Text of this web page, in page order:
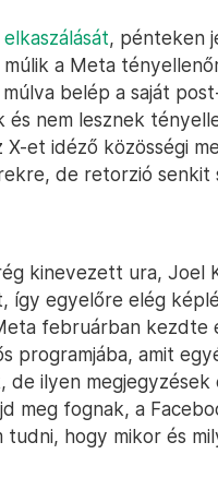
, pénteken
a Meta
belép a saját
és nem lesznek
et idéző közösségi
de retorzió senkit
kinevezett ura, Joel
így egyelőre elég
februárban kezdte
programjába, amit
de ilyen
meg fognak, a
hogy mikor és